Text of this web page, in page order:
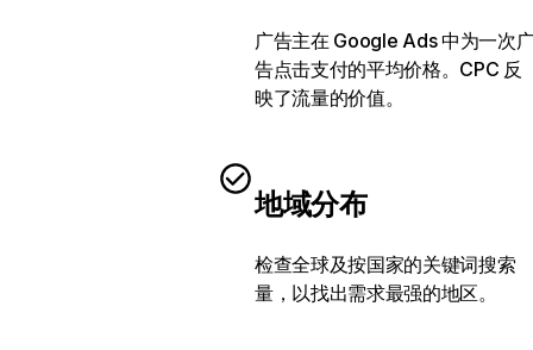
广告主在 Google Ads 中为一次
告点击支付的平均价格。CPC 反
映了流量的价值。
地域分布
检查全球及按国家的关键词搜索
量，以找出需求最强的地区。